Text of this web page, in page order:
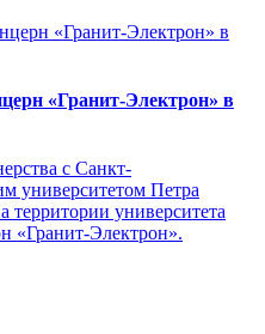
«Гранит-Электрон» в
с Санкт-
университетом Петра
территории университета
«Гранит-Электрон».